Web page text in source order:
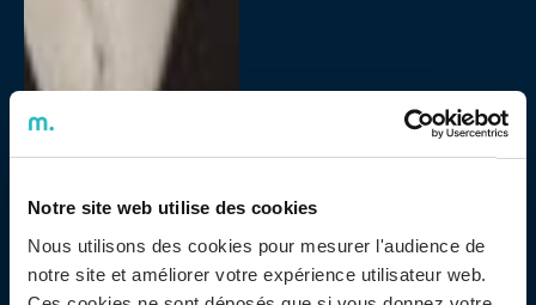
Notre site web utilise des cookies
Nous utilisons des cookies pour mesurer l'audience de
notre site et améliorer votre expérience utilisateur web.
palco para receber o jantar de Natal da Adentis Porto.
O cenário escolhido para a celebração foi o elegante
Través Restaurante, um espaço que respira história e